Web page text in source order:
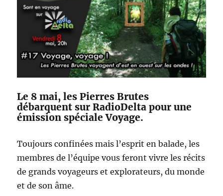
Le 8 mai, les Pierres Brutes
débarquent sur RadioDelta pour une
émission spéciale Voyage.
Toujours confinées mais l’esprit en balade, les
membres de l’équipe vous feront vivre les récits
de grands voyageurs et explorateurs, du monde
et de son âme.